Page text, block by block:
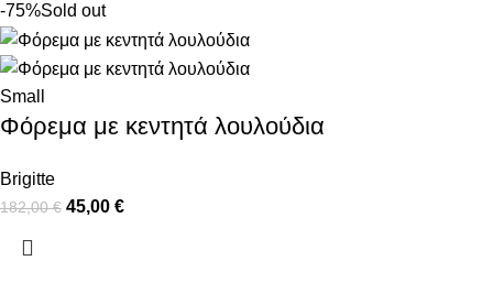
-75%Sold out
Small
Φόρεμα με κεντητά λουλούδια
Brigitte
182,00€ 45,00 €